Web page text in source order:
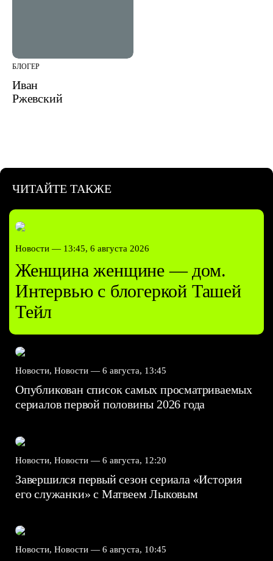
БЛОГЕР
Иван
Ржевский
ЧИТАЙТЕ ТАКЖЕ
Новости — 13:45, 6 августа 2026
Женщина женщине — дом.
Интервью с блогеркой Ташей
Тейл
Новости, Новости — 6 августа, 13:45
Опубликован список самых просматриваемых
сериалов первой половины 2026 года
Новости, Новости — 6 августа, 12:20
Завершился первый сезон сериала «История
его служанки» с Матвеем Лыковым
Новости, Новости — 6 августа, 10:45